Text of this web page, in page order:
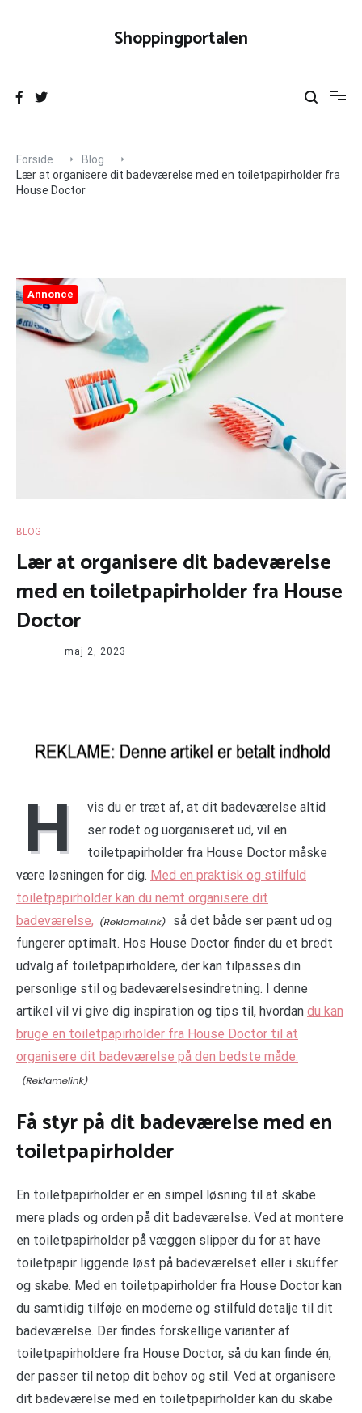
Shoppingportalen
Forside
Blog
Lær at organisere dit badeværelse med en toiletpapirholder fra
House Doctor
Annonce
BLOG
Lær at organisere dit badeværelse
med en toiletpapirholder fra House
Doctor
maj 2, 2023
H
vis du er træt af, at dit badeværelse altid
ser rodet og uorganiseret ud, vil en
toiletpapirholder fra House Doctor måske
være løsningen for dig. Med en praktisk og stilfuld
toiletpapirholder kan du nemt organisere dit
badeværelse,
så det både ser pænt ud og
fungerer optimalt. Hos House Doctor finder du et bredt
udvalg af toiletpapirholdere, der kan tilpasses din
personlige stil og badeværelsesindretning. I denne
artikel vil vi give dig inspiration og tips til, hvordan du kan
bruge en toiletpapirholder fra House Doctor til at
organisere dit badeværelse på den bedste måde.
Få styr på dit badeværelse med en
toiletpapirholder
En toiletpapirholder er en simpel løsning til at skabe
mere plads og orden på dit badeværelse. Ved at montere
en toiletpapirholder på væggen slipper du for at have
toiletpapir liggende løst på badeværelset eller i skuffer
og skabe. Med en toiletpapirholder fra House Doctor kan
du samtidig tilføje en moderne og stilfuld detalje til dit
badeværelse. Der findes forskellige varianter af
toiletpapirholdere fra House Doctor, så du kan finde én,
der passer til netop dit behov og stil. Ved at organisere
dit badeværelse med en toiletpapirholder kan du skabe